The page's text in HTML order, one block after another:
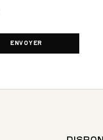
ENVOYER